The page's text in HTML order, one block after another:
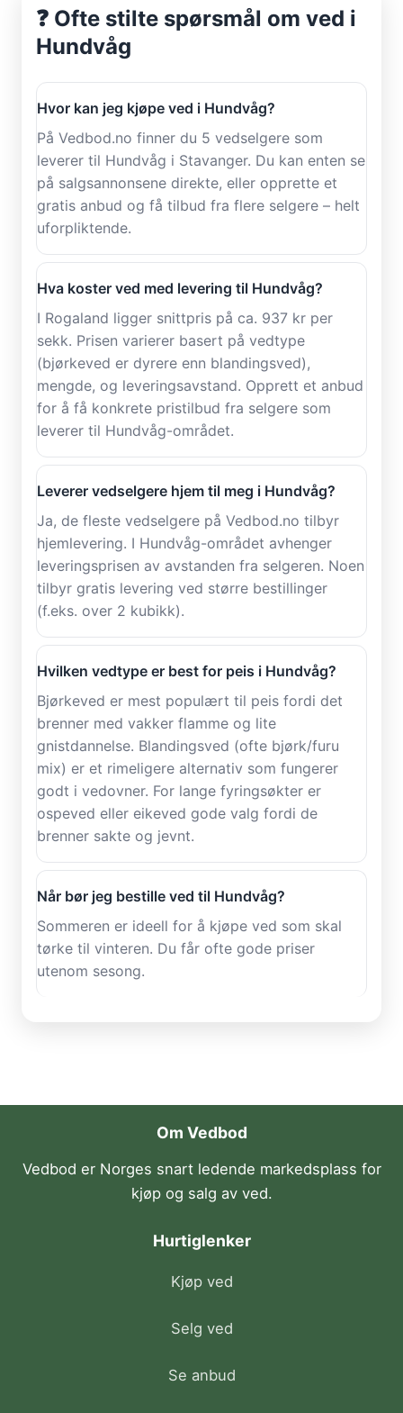
❓ Ofte stilte spørsmål om ved i
Hundvåg
Hvor kan jeg kjøpe ved i Hundvåg?
På Vedbod.no finner du 5 vedselgere som
leverer til Hundvåg i Stavanger. Du kan enten se
på salgsannonsene direkte, eller opprette et
gratis anbud og få tilbud fra flere selgere – helt
uforpliktende.
Hva koster ved med levering til Hundvåg?
I Rogaland ligger snittpris på ca. 937 kr per
sekk. Prisen varierer basert på vedtype
(bjørkeved er dyrere enn blandingsved),
mengde, og leveringsavstand. Opprett et anbud
for å få konkrete pristilbud fra selgere som
leverer til Hundvåg-området.
Leverer vedselgere hjem til meg i Hundvåg?
Ja, de fleste vedselgere på Vedbod.no tilbyr
hjemlevering. I Hundvåg-området avhenger
leveringsprisen av avstanden fra selgeren. Noen
tilbyr gratis levering ved større bestillinger
(f.eks. over 2 kubikk).
Hvilken vedtype er best for peis i Hundvåg?
Bjørkeved er mest populært til peis fordi det
brenner med vakker flamme og lite
gnistdannelse. Blandingsved (ofte bjørk/furu
mix) er et rimeligere alternativ som fungerer
godt i vedovner. For lange fyringsøkter er
ospeved eller eikeved gode valg fordi de
brenner sakte og jevnt.
Når bør jeg bestille ved til Hundvåg?
Sommeren er ideell for å kjøpe ved som skal
tørke til vinteren. Du får ofte gode priser
utenom sesong.
Om Vedbod
Vedbod er Norges snart ledende markedsplass for
kjøp og salg av ved.
Hurtiglenker
Kjøp ved
Selg ved
Se anbud